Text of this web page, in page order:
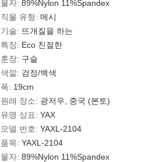
물자: 89%Nylon 11%Spandex
직물 유형: 메시
기술: 뜨개질을 하는
특징: Eco 친절한
훈장: 구슬
색깔: 검정/백색
폭: 19cm
원래 장소: 광저우, 중국 (본토)
유명 상표: YAX
모델 번호: YAXL-2104
품목: YAXL-2104
물자: 89%Nylon 11%Spandex